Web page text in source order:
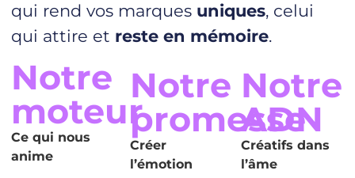
qui rend vos marques uniques, celui
qui attire et reste en mémoire.
Notre
moteur
Ce qui nous
anime
Notre
promesse
Créer
l’émotion
Notre
ADN
Créatifs dans
l’âme